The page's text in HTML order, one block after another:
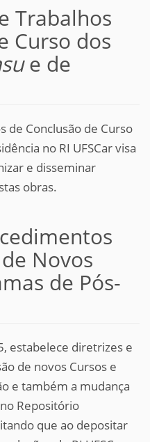
Trabalhos
Curso dos
e de
de Conclusão de Curso
no RI UFSCar visa
e disseminar
obras.
Novos
de Pós-
estabelece diretrizes e
de novos Cursos e
e também a mudança
Repositório
que ao depositar